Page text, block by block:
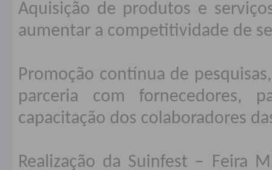
Aquisição de produtos e
aumentar a competitividade de
Promoção contínua de
parceria com fornecedores,
capacitação dos colaboradores
Realização da Suinfest – Feira